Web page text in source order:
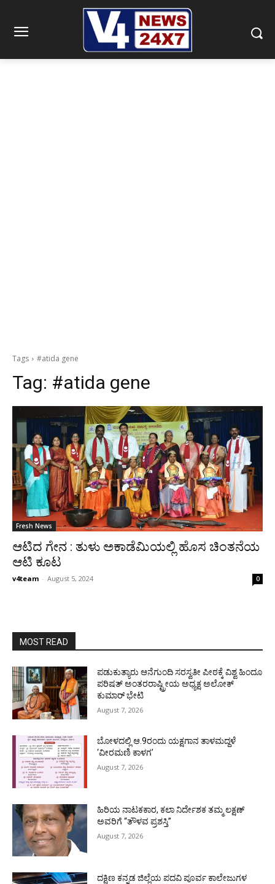
Tags #atida gene
Tag: #atida gene
Fresh News
ಆಟಿದ ಗೇನ : ತುಳು ಅಕಾಡೆಮಿಯಲ್ಲಿ ಹೊಸ ಚಿಂತನೆಯ
ಆಟಿ ಕೂಟ
v4team - August 5, 2024 0
MOST READ
ಪಡುಕುತ್ಯಾರು ಆನೆಗುಂದಿ ಸರಸ್ವತೀ ಪೀಠಕ್ಕೆ ವಿಶ್ವ ಹಿಂದೂ
ಪರಿಷತ್ ಅಂತರರಾಷ್ಟ್ರೀಯ ಅಧ್ಯಕ್ಷ ಅಲೋಕ್
ಕುಮಾರ್ ಭೇಟಿ
August 7, 2026
ಬೋಳದಲ್ಲಿ ಆ.9ರಂದು ಯಕ್ಷಗಾನ ತಾಳಮದ್ದಳೆ
‘ವೀರಮಣಿ ಕಾಳಗ’
August 7, 2026
ಹಿರಿಯ ನಾಟಕಕಾರ, ಕಲಾ ನಿರ್ದೇಶಕ ತಮ್ಮ ಲಕ್ಷಣ್
ಅವರಿಗೆ “ತೌಳವ ಪ್ರಶಸ್ತಿ”
August 7, 2026
ದಕ್ಷಿಣ ಕನ್ನಡ ಜಿಲ್ಲೆಯ ಪದವಿ ಪೂರ್ವ ಕಾಲೇಜುಗಳ